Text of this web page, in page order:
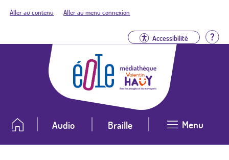
Aller au contenu Aller au menu connexion
Accessibilité
Audio Braille Menu